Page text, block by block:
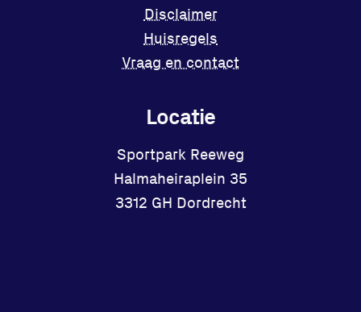
Locatie
Sportpark Reeweg
Halmaheiraplein 35
3312 GH Dordrecht
Disclaimer
Huisregels
Vraag en contact